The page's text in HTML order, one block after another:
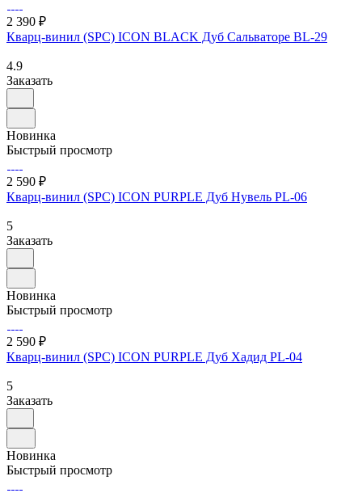
2 390 ₽
Кварц-винил (SPC) ICON BLACK Дуб Сальваторе BL-29
4.9
Заказать
Новинка
Быстрый просмотр
2 590 ₽
Кварц-винил (SPC) ICON PURPLE Дуб Нувель PL-06
5
Заказать
Новинка
Быстрый просмотр
2 590 ₽
Кварц-винил (SPC) ICON PURPLE Дуб Хадид PL-04
5
Заказать
Новинка
Быстрый просмотр